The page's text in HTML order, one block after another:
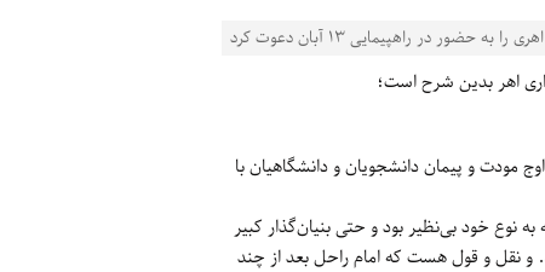
در راهپیمایی 13 آبان دعوت کرد
اهر بدین شرح است؛
از نفی استبداد و اوج مودت و پیمان دانشجویان و دانشگاهیان با
نوع خود بی‌نظیر بود و حتی بنیان‌گذار کبیر
و نقل و قول هست که امام راحل بعد از چند